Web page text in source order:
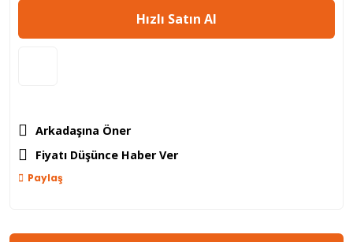
Hızlı Satın Al
Arkadaşına Öner
Fiyatı Düşünce Haber Ver
Paylaş